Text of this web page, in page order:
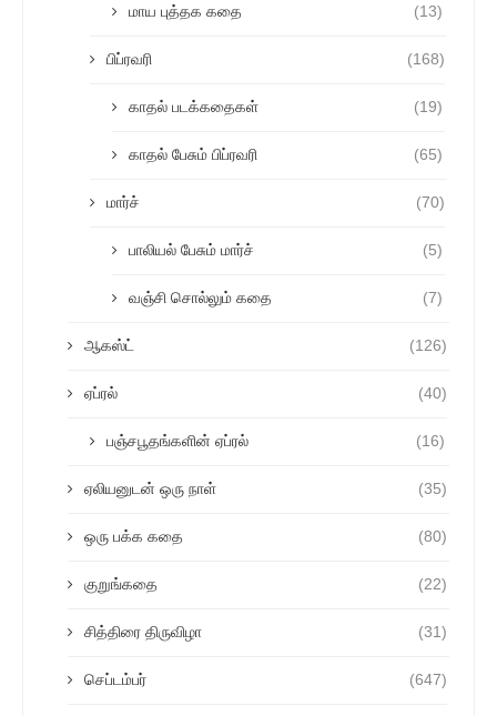
மாய புத்தக கதை (13)
பிப்ரவரி (168)
காதல் படக்கதைகள் (19)
காதல் பேசும் பிப்ரவரி (65)
மார்ச் (70)
பாலியல் பேசும் மார்ச் (5)
வஞ்சி சொல்லும் கதை (7)
ஆகஸ்ட் (126)
ஏப்ரல் (40)
பஞ்சபூதங்களின் ஏப்ரல் (16)
ஏலியனுடன் ஒரு நாள் (35)
ஒரு பக்க கதை (80)
குறுங்கதை (22)
சித்திரை திருவிழா (31)
செப்டம்பர் (647)